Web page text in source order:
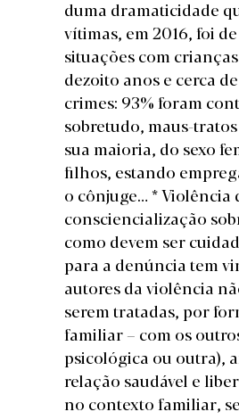
duma dramaticidade
vítimas, em 2016, foi
situações com
dezoito anos e cerca
crimes: 93% foram
sobretudo, maus-
sua maioria, do sexo
filhos, estando
o cônjuge… * Violência
consciencialização
como devem ser
para a denúncia tem
autores da violência
serem tratadas, por
familiar – com os
psicológica ou outra),
relação saudável e
no contexto familiar,